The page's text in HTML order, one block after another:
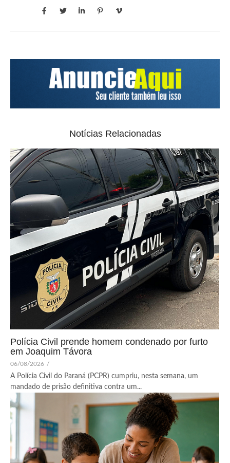
Notícias Relacionadas
Polícia Civil prende homem condenado por furto
em Joaquim Távora
06/08/2026 /
A Polícia Civil do Paraná (PCPR) cumpriu, nesta semana, um
mandado de prisão definitiva contra um...